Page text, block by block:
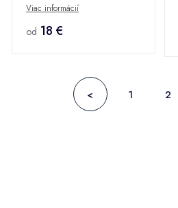
Viac informácií
od 18 €
< 1 2